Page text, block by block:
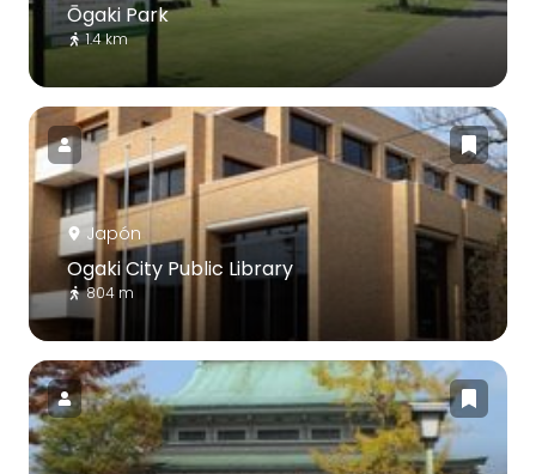
Ōgaki Park
1.4 km
Japón
Ogaki City Public Library
804 m